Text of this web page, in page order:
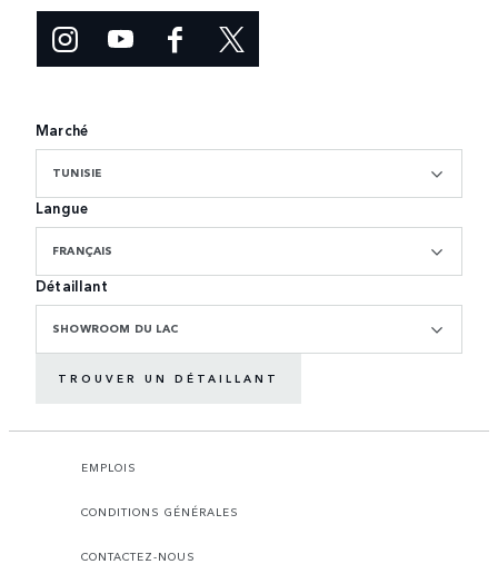
Marché
TUNISIE
Langue
FRANÇAIS
Détaillant
SHOWROOM DU LAC
TROUVER UN DÉTAILLANT
EMPLOIS
CONDITIONS GÉNÉRALES
CONTACTEZ-NOUS